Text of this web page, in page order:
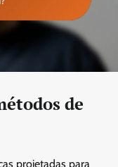
de
projetadas para